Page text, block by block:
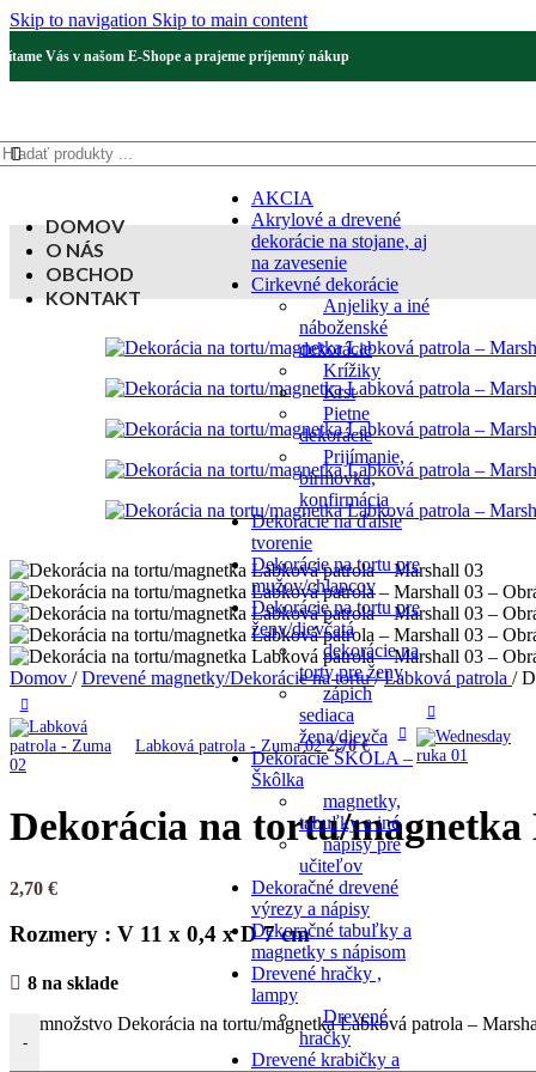
Skip to navigation Skip to main content
Vás v našom E-Shope a prajeme príjemný nákup
AKCIA
Akrylové a drevené
dekorácie na stojane, aj
na zavesenie
Cirkevné dekorácie
Anjeliky a iné
náboženské
dekorácie
Krížiky
Krst
Pietne
dekorácie
Prijímanie,
birmovka,
konfirmácia
Dekorácie na ďalšie
tvorenie
Dekorácie na tortu pre
mužov/chlapcov
Dekorácie na tortu pre
ženy/dievčatá
dekorácie na
torty pre ženy
zápich
sediaca
žena/dievča
Dekorácie ŠKOLA –
Škôlka
magnetky,
tabuľky a iné
nápisy pre
učiteľov
Dekoračné drevené
výrezy a nápisy
Dekoračné tabuľky a
magnetky s nápisom
Drevené hračky ,
lampy
Drevené
hračky
Drevené krabičky a
DOMOV
O NÁS
OBCHOD
KONTAKT
Domov / Drevené magnetky/Dekorácie na tortu/ Labková patrola /
Labková patrola - Zuma 022,70€
Dekorácia na tortu/
2,70 €
Rozmery : V 11 x 0,4 x D 7 cm
8 na sklade
-
množstvo Dekorácia na tortu/magnetka Labková patrola –